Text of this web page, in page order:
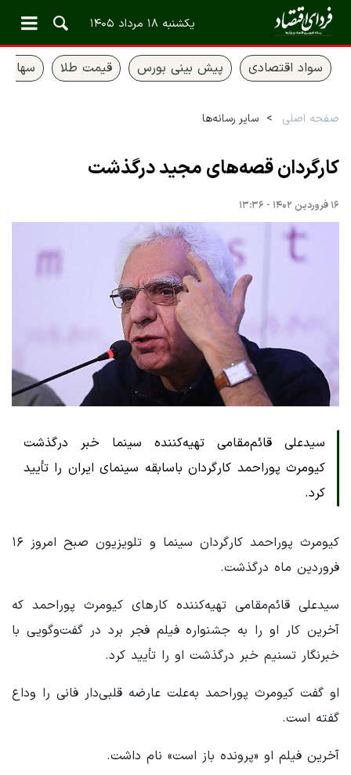
یکشنبه ۱۸ مرداد ۱۴۰۵
سواد اقتصادی پیش بینی بورس قیمت طلا سهام
صفحه اصلی سایر رسانه‌ها
کارگردان قصه‌های مجید درگذشت
۱۶ فروردین ۱۴۰۲ - ۱۳:۳۶
سیدعلی قائم‌مقامی تهیه‌کننده سینما خبر درگذشت
کیومرث پوراحمد کارگردان باسابقه سینمای ایران را تأیید
کرد.
کیومرث پوراحمد کارگردان سینما و تلویزیون صبح امروز ۱۶
فروردین ماه درگذشت‌.
سیدعلی قائم‌مقامی تهیه‌کننده کارهای کیومرث پوراحمد که
آخرین کار او را به جشنواره فیلم فجر برد در گفت‌وگویی با
خبرنگار تسنیم خبر درگذشت او را تأیید کرد.
او گفت کیومرث پوراحمد به‌علت عارضه قلبی‌دار فانی را وداع
گفته است.
آخرین فیلم او «پرونده باز است» نام داشت.